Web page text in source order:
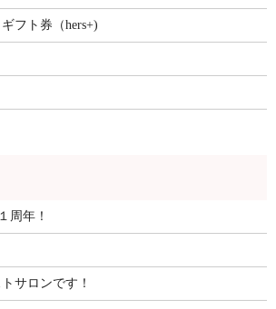
フト券（hers+)
周年！
サロンです！